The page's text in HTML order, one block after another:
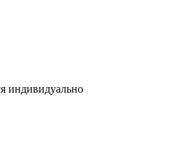
индивидуально